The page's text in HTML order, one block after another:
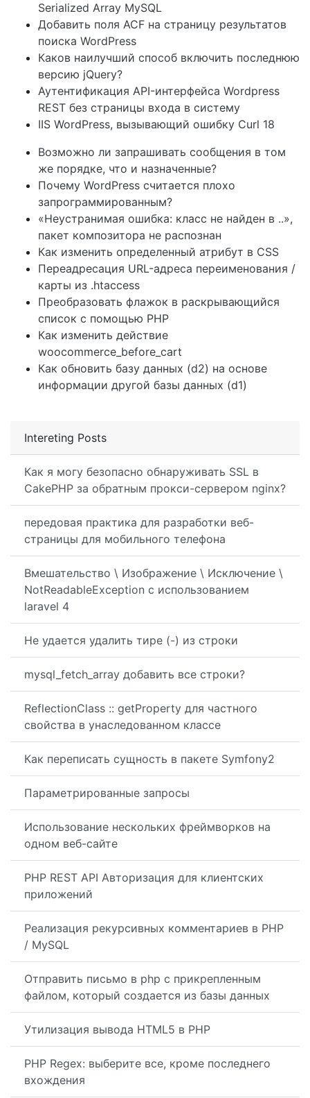
Intereting Posts
Как я могу безопасно обнаруживать SSL в
CakePHP за обратным прокси-сервером nginx?
передовая практика для разработки веб-
страницы для мобильного телефона
Вмешательство \ Изображение \ Исключение \
NotReadableException с использованием
laravel 4
Не удается удалить тире (-) из строки
mysql_fetch_array добавить все строки?
ReflectionClass :: getProperty для частного
свойства в унаследованном классе
Как переписать сущность в пакете Symfony2
Параметрированные запросы
Использование нескольких фреймворков на
одном веб-сайте
PHP REST API Авторизация для клиентских
приложений
Реализация рекурсивных комментариев в PHP
/ MySQL
Отправить письмо в php с прикрепленным
файлом, который создается из базы данных
Утилизация вывода HTML5 в PHP
PHP Regex: выберите все, кроме последнего
вхождения
Serialized Array MySQL
Добавить поля ACF на страницу результатов
поиска WordPress
Каков наилучший способ включить последнюю
версию jQuery?
Аутентификация API-интерфейса Wordpress
REST без страницы входа в систему
IIS WordPress, вызывающий ошибку Curl 18
Возможно ли запрашивать сообщения в том
же порядке, что и назначенные?
Почему WordPress считается плохо
запрограммированным?
«Неустранимая ошибка: класс не найден в ..»,
пакет композитора не распознан
Как изменить определенный атрибут в CSS
Переадресация URL-адреса переименования /
карты из .htaccess
Преобразовать флажок в раскрывающийся
список с помощью PHP
Как изменить действие
woocommerce_before_cart
Как обновить базу данных (d2) на основе
информации другой базы данных (d1)